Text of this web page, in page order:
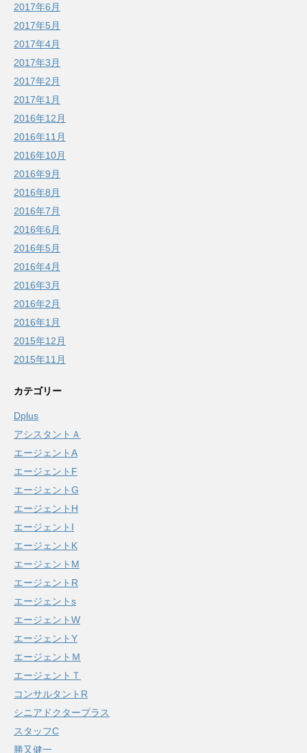
2017年6月
2017年5月
2017年4月
2017年3月
2017年2月
2017年1月
2016年12月
2016年11月
2016年10月
2016年9月
2016年8月
2016年7月
2016年6月
2016年5月
2016年4月
2016年3月
2016年2月
2016年1月
2015年12月
2015年11月
カテゴリー
Dplus
アシスタントＡ
エージェントA
エージェントF
エージェントG
エージェントH
エージェントI
エージェントK
エージェントM
エージェントR
エージェントs
エージェントW
エージェントY
エージェントＭ
エージェントＴ
コンサルタントR
シニアドクタープラス
スタッフC
勝又健一